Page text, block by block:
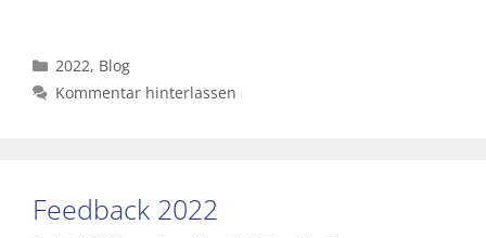
Kategorien
2022, Blog
Kommentar hinterlassen
Feedback 2022